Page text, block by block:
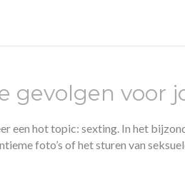
gevolgen voor
een hot topic: sexting. In het
foto’s of het sturen van